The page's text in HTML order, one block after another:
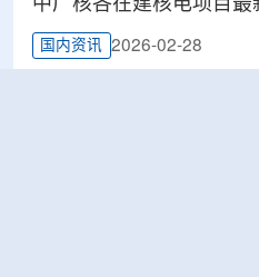
中广核各在建核电项目最
国内资讯 2026-02-28